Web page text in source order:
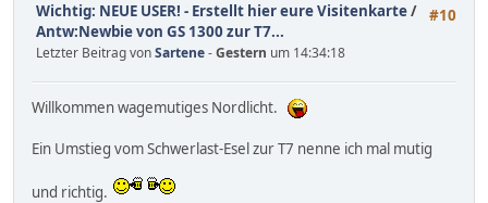
#10
Wichtig: NEUE USER! - Erstellt hier eure Visitenkarte/
Antw:Newbie von GS 1300 zur T7...
Letzter Beitrag vonSartene-Gestern um 14:34:18
Willkommen wagemutiges Nordlicht.
Ein Umstieg vom Schwerlast-Esel zur T7 nenne ich mal mutig
und richtig.